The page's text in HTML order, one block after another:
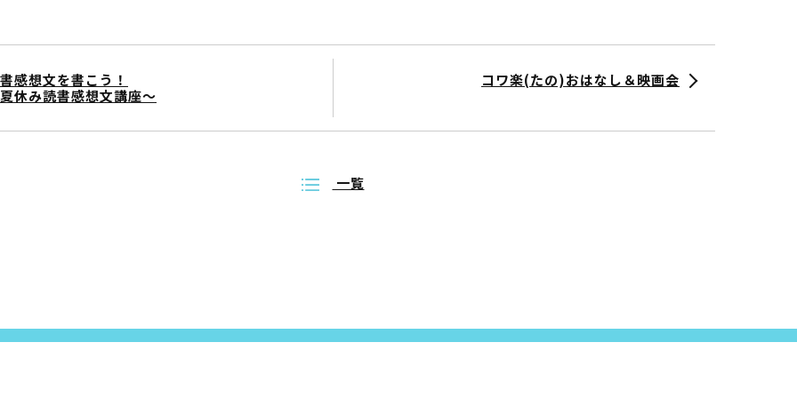
感想文を書こう！
休み読書感想文講座～
コワ楽(たの)おはなし＆映画会
一覧